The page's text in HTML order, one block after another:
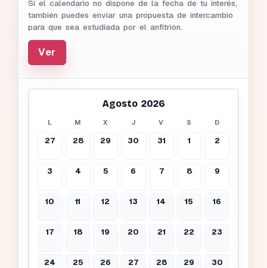
Si el calendario no dispone de la fecha de tu interés,
también puedes enviar una propuesta de intercambio
para que sea estudiada por el anfitrión.
Ver
Agosto 2026
L M X J V S D
27 28 29 30 31 1 2
3 4 5 6 7 8 9
10 11 12 13 14 15 16
17 18 19 20 21 22 23
24 25 26 27 28 29 30